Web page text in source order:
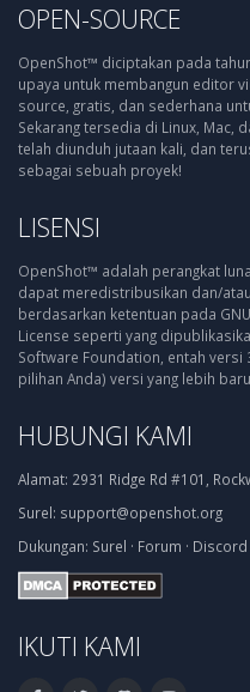
OPEN-SOURCE
OpenShot™ diciptakan pada
upaya untuk membangun editor
source, gratis, dan sederhana
Sekarang tersedia di Linux, Mac,
telah diunduh jutaan kali, dan
sebagai sebuah proyek!
LISENSI
OpenShot™ adalah perangkat
dapat meredistribusikan dan/
berdasarkan ketentuan pada
License seperti yang
Software Foundation, entah versi
pilihan Anda) versi yang lebih
HUBUNGI KAMI
Alamat: 2931 Ridge Rd #101,
Surel: support@openshot.org
Dukungan: Surel · Forum · Discord
IKUTI KAMI